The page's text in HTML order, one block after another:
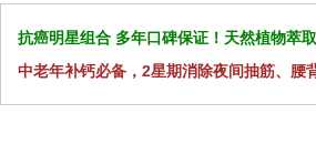
抗癌明星组合 多年口碑保证！天然植物萃
中老年补钙必备，2星期消除夜间抽筋、腰